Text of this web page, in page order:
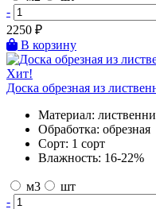
-
2250 ₽
В корзину
Хит!
Доска обрезная из
Материал:
Обработка: обрезная
Сорт: 1 сорт
Влажность: 16-22%
м3
шт
-